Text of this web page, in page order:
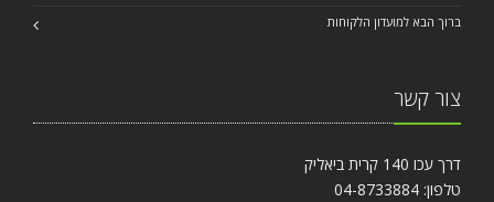
ברוך הבא למועדון הלקוחות
צור קשר
דרך עכו 140 קרית ביאליק
טלפון: 04-8733884